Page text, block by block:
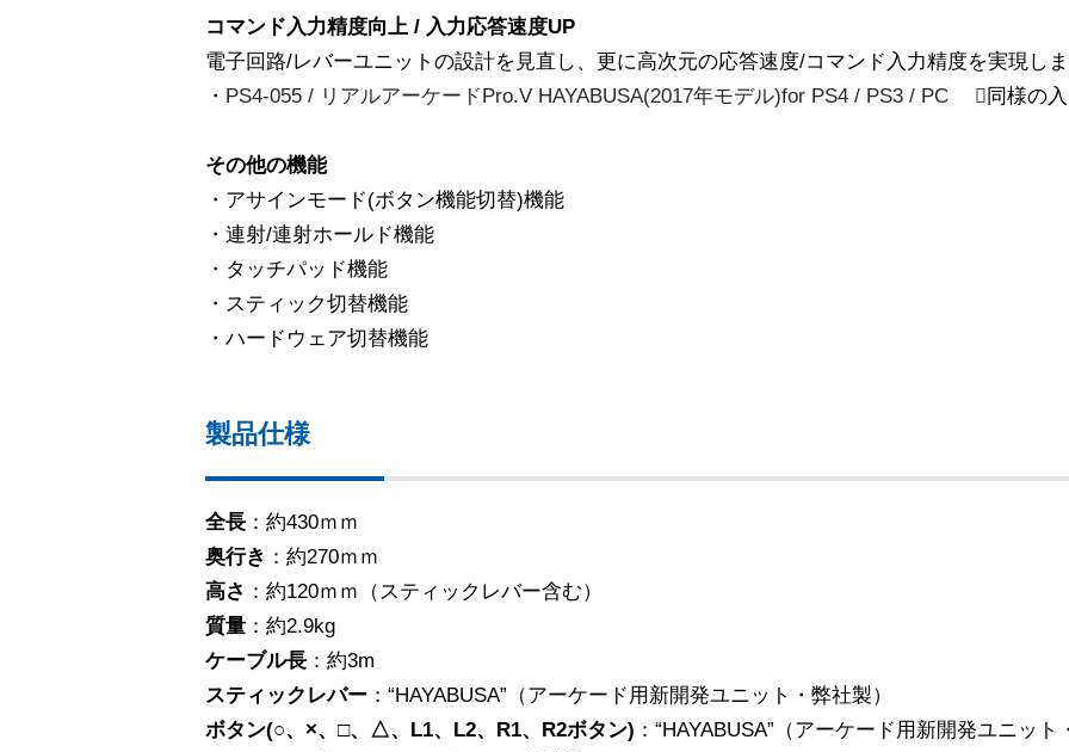
コマンド入力精度向上 / 入力応答速度UP
電子回路/レバーユニットの設計を見直し、更に高次元の応答速度/コマンド入力精度を実現しま
・ PS4-055 / リアルアーケードPro.V HAYABUSA(2017年モデル)for PS4 / PS3 / PC 同様の
その他の機能
・アサインモード(ボタン機能切替)機能
・連射/連射ホールド機能
・タッチパッド機能
・スティック切替機能
・ハードウェア切替機能
製品仕様
全長 ：約430ｍｍ
奥行き ：約270ｍｍ
高さ ：約120ｍｍ（スティックレバー含む）
質量 ：約2.9kg
ケーブル長 ：約3m
スティックレバー ：“HAYABUSA”（アーケード用新開発ユニット・弊社製）
ボタン(○、×、□、△、L1、L2、R1、R2ボタン) ：“HAYABUSA”（アーケード用新開発ユニット